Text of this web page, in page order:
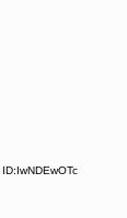
ID:IwNDEwOTc